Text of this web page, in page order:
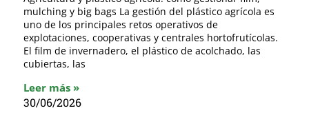
mulching y big bags La gestión del plástico agrícola es
uno de los principales retos operativos de
explotaciones, cooperativas y centrales hortofrutícolas.
El film de invernadero, el plástico de acolchado, las
cubiertas, las
Leer más »
30/06/2026